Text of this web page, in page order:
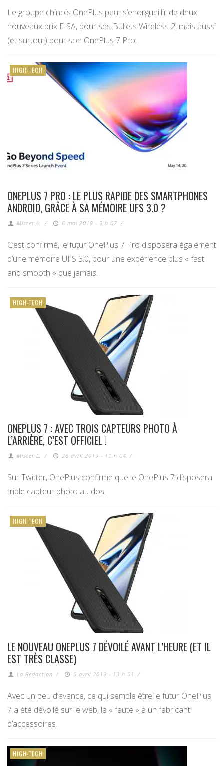
Le groupe chinois OnePlus peut s’enorgueillir de deux
nouveaux prix EISA, pour ses Bullets Wireless 2, mais aussi
(et surtout) pour son OnePlus 7 Pro.
HIGH-TECH
ONEPLUS 7 PRO : LE PLUS RAPIDE DES SMARTPHONES
ANDROID, GRÂCE À SA MÉMOIRE UFS 3.0 ?
Mister L. / 6 mai 2019 - 9 h 07 /
C’est confirmé, le futur OnePlus 7 Pro disposera également
d’une mémoire UFS 3.0, pour une expérience plus « fast
and smooth » que jamais.
HIGH-TECH
ONEPLUS 7 : AVEC TROIS CAPTEURS PHOTO À
L’ARRIÈRE, C’EST OFFICIEL !
Mister L. / 26 avril 2019 - 11 h 04 /
Sur Twitter, OnePlus confirme que le OnePlus 7 disposera
triple capteur photo au dos.
HIGH-TECH
LE NOUVEAU ONEPLUS 7 DÉVOILÉ AVANT L’HEURE (ET IL
EST TRÈS CLASSE)
La Redaction / 5 avril 2019 - 13 h 51 /
Avec un peu d’avance, ce qui semble être le futur OnePlus
7 a été dévoilé sur le web, la « faute » à un fabricant
d’accessoires.
HIGH-TECH